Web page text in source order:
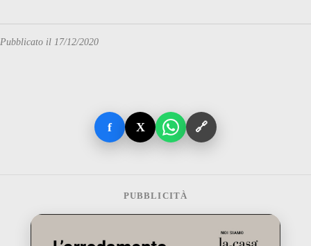
Pubblicato il 17/12/2020
f X 🔗
PUBBLICITÀ